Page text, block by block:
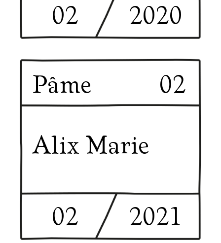
02 2020
02
Pâme
Alix Marie
02 2021